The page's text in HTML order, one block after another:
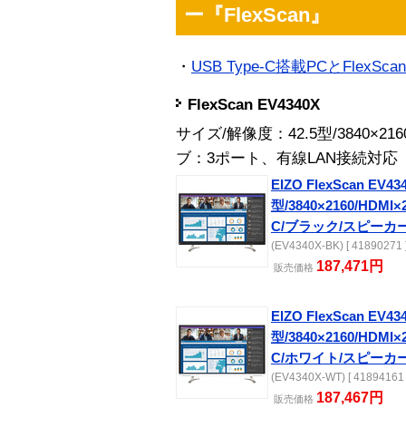
ー『FlexScan』
・ USB Type-C搭載PCと
FlexScan EV4340X
サイズ/解像度：42.5型/
ブ：3ポート、有線LAN接続対応
EIZO FlexScan
型/3840×2160/
C/ブラック/スピーカ
(EV4340X-BK) [ 41890271
販売価格 187,471円
EIZO FlexScan
型/3840×2160/
C/ホワイト/スピーカ
(EV4340X-WT) [ 41894161
販売価格 187,467円